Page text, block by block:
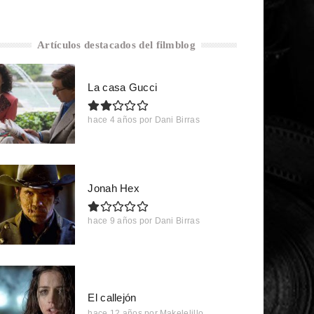
Artículos destacados del filmblog
La casa Gucci
hace 4 años por Dani Birras
Jonah Hex
hace 9 años por Dani Birras
El callejón